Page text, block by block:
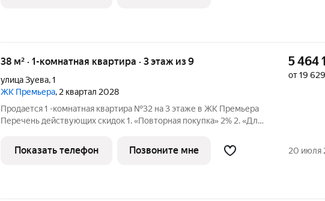
38 м² · 1-комнатная квартира · 3 этаж из 9
улица Зуева,1
ЖК Премьера, 2 квартал 2028
Продается 1 -комнатная квартира №32 на 3 этаже в ЖК Премьера
Перечень действующих скидок 1. «Повторная покупка» 2% 2. «Для
большая скидка» от 1% до 3% По каждому виду скидок требуются
5 464
от 19
Показать телефон Позвоните мне 20 июля